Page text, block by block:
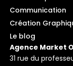
Communication
Création
Le blog
Agence Market
31 rue du